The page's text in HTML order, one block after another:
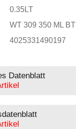
0.35LT
WT 309 350 ML BT
4025331490197
Datenblatt